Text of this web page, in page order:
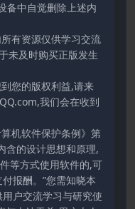
备中自觉删除上述内
有资源仅供学习交流
未及时购买正版发生
您的版权利益,请来
我们会在收到
机软件保护条例》第
含的设计思想和原理,
等方式使用软件的,可
报酬。”您需知晓本
户交流学习与研究使